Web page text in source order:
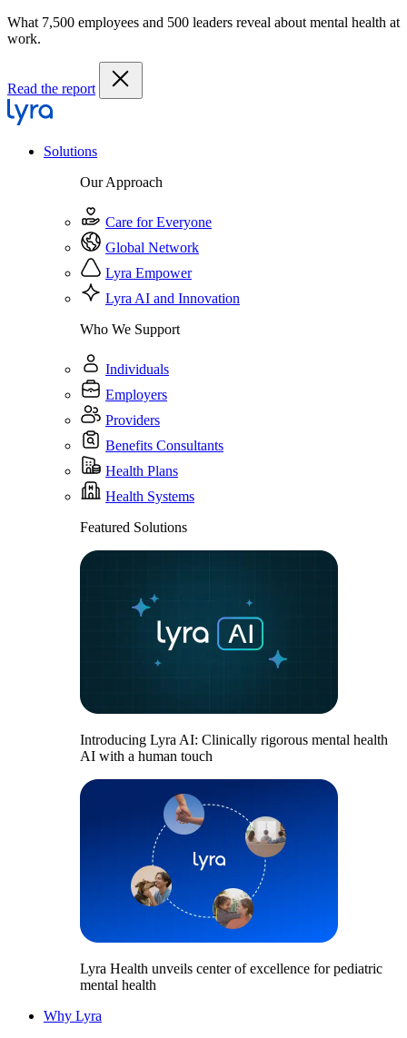
What 7,500 employees and 500 leaders reveal about mental health at
work.
Read the report
Solutions
Our Approach
Care for Everyone
Global Network
Lyra Empower
Lyra AI and Innovation
Who We Support
Individuals
Employers
Providers
Benefits Consultants
Health Plans
Health Systems
Featured Solutions
Introducing Lyra AI: Clinically rigorous mental health
AI with a human touch
Lyra Health unveils center of excellence for pediatric
mental health
Why Lyra